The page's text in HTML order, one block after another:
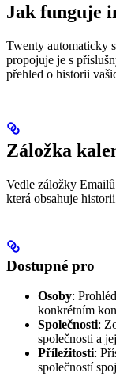
Jak funguje
Twenty automaticky
propojuje je s
přehled o historii
Záložka
Vedle záložky
která obsahuje
Dostupné pro
Osoby:
konkrétním
Společnosti:
společnosti a
Příležitosti:
společností